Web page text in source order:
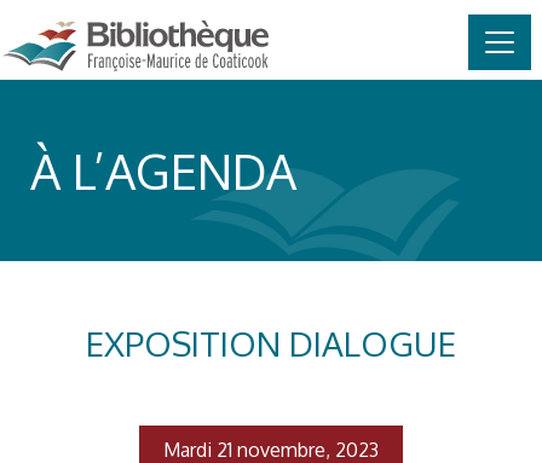
Skip to content
MAIN NAVIGATION
À L’AGENDA
EXPOSITION DIALOGUE
Mardi 21 novembre, 2023